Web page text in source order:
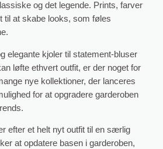
og det legende. Prints, farver
til at skabe looks, som føles
elegante kjoler til statement‑bluser
løfte ethvert outfit, er der noget for
nye kollektioner, der lanceres
for at opgradere garderoben
efter et helt nyt outfit til en særlig
at opdatere basen i garderoben,